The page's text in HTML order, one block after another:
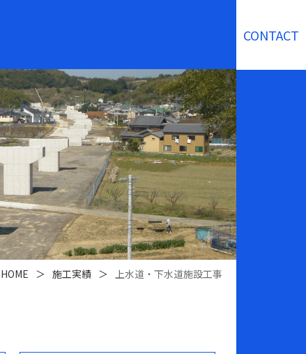
CONTACT
HOME ＞ 施工実績 ＞ 上水道・下水道施設工事